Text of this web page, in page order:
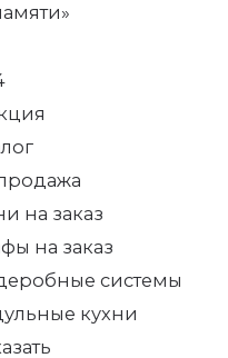
на заказ
на заказ
системы
кухни